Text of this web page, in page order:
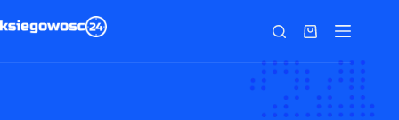
do
Koszyk